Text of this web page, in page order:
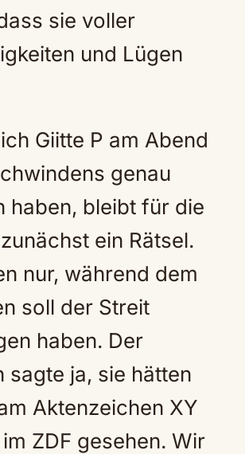
sie voller
und Lügen
Giitte P am Abend
genau
haben, bleibt für die
ein Rätsel.
nur, während dem
soll der Streit
haben. Der
sagte ja, sie hätten
Aktenzeichen XY
ZDF gesehen. Wir